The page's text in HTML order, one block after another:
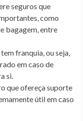
seguros que
como
bagagem, entre
franquia, ou seja,
em caso de
si.
que ofereça suporte
útil em caso